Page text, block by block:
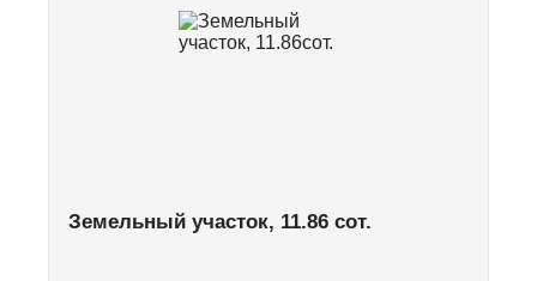
Земельный участок, 11.86 сот.